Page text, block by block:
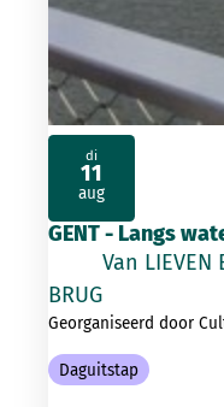
GENT - Langs
Van LIEVEN
BRUG V O
Georganiseerd door
Daguitstap
di
11
aug
2026